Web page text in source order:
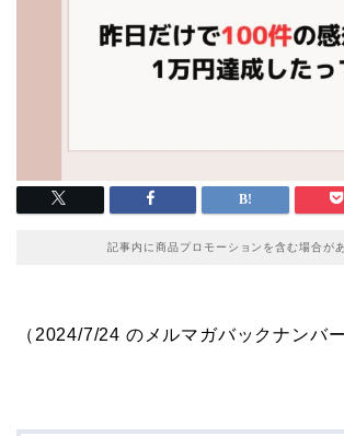
記事内に商品プロモーションを含む場合が
（2024/7/24 のメルマガバックナンバー